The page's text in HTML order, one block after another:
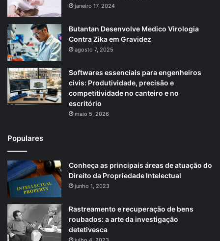
janeiro 17, 2024
Butantan Desenvolve Medico Virologia
Contra Zika em Gravidez
agosto 7, 2025
Softwares essenciais para engenheiros
civis: Produtividade, precisão e
competitividade no canteiro e no
escritório
maio 5, 2026
Populares
Conheça as principais áreas de atuação do
Direito da Propriedade Intelectual
junho 1, 2023
Rastreamento e recuperação de bens
roubados: a arte da investigação
detetivesca